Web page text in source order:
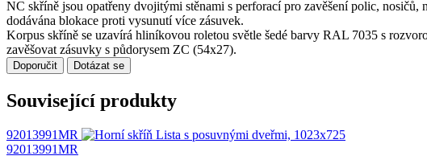
NC skříně jsou opatřeny dvojitými stěnami s perforací pro zavěšení polic,
dodávána blokace proti vysunutí více zásuvek.
Korpus skříně se uzavírá hliníkovou roletou světle šedé barvy RAL 7035 s
zavěšovat zásuvky s půdorysem ZC (54x27).
Doporučit Dotázat se
Související produkty
92013991MR
92013991MR